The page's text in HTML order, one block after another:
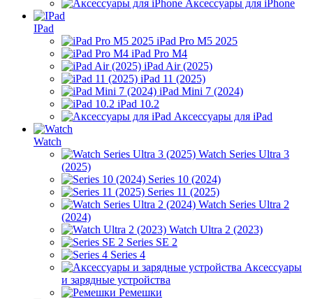
Аксессуары для iPhone
IPad
iPad Pro M5 2025
iPad Pro M4
iPad Air (2025)
iPad 11 (2025)
iPad Mini 7 (2024)
iPad 10.2
Аксессуары для iPad
Watch
Watch Series Ultra 3
(2025)
Series 10 (2024)
Series 11 (2025)
Watch Series Ultra 2
(2024)
Watch Ultra 2 (2023)
Series SE 2
Series 4
Аксессуары
и зарядные устройства
Ремешки